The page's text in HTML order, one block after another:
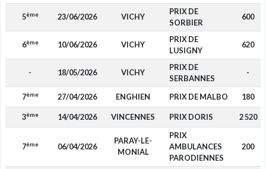
5ème 23/06/2026 VICHY
PRIX DE
SORBIER
600
6ème 10/06/2026 VICHY
PRIX DE
LUSIGNY
620
- 18/05/2026 VICHY
PRIX DE
SERBANNES
-
7ème 27/04/2026 ENGHIEN PRIX DE MALBO 180
3ème 14/04/2026 VINCENNES PRIX DORIS 2 520
7ème 06/04/2026
PARAY-LE-
MONIAL
PRIX
AMBULANCES
PARODIENNES
200